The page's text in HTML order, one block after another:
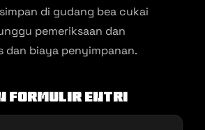
di gudang bea cukai
pemeriksaan dan
dan biaya penyimpanan.
Formulir Entri